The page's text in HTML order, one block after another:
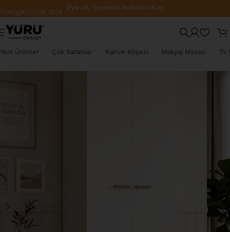
Navigasyona atla
Ana içeriğe atla
Üye Ol, Sepette İndirimi Kap
Yeni Ürünler Çok Satanlar Kahve Köşesi Makyaj Masası Tv